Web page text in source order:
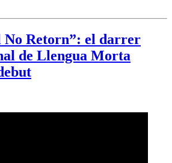
No Retorn”: el darrer
de Llengua Morta